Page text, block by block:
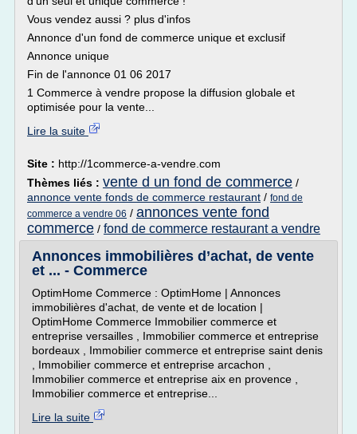
Vous vendez aussi ? plus d'infos
Annonce d'un fond de commerce unique et exclusif
Annonce unique
Fin de l'annonce 01 06 2017
1 Commerce à vendre propose la diffusion globale et
optimisée pour la vente...
Lire la suite
Site : http://1commerce-a-vendre.com
Thèmes liés : vente d un fond de commerce /
annonce vente fonds de commerce restaurant / fond de
commerce a vendre 06 / annonces vente fond
commerce / fond de commerce restaurant a vendre
Annonces immobilières d’achat, de vente
et ... - Commerce
OptimHome Commerce : OptimHome | Annonces
immobilières d'achat, de vente et de location |
OptimHome Commerce Immobilier commerce et
entreprise versailles , Immobilier commerce et entreprise
bordeaux , Immobilier commerce et entreprise saint denis
, Immobilier commerce et entreprise arcachon ,
Immobilier commerce et entreprise aix en provence ,
Immobilier commerce et entreprise...
Lire la suite